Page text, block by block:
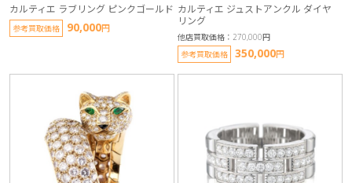
カルティエ ラブリング ピンクゴールド
参考買取価格 90,000円
カルティエ ジュストアンクル ダイヤ
リング
他店買取価格：270,000円
参考買取価格
350,000円